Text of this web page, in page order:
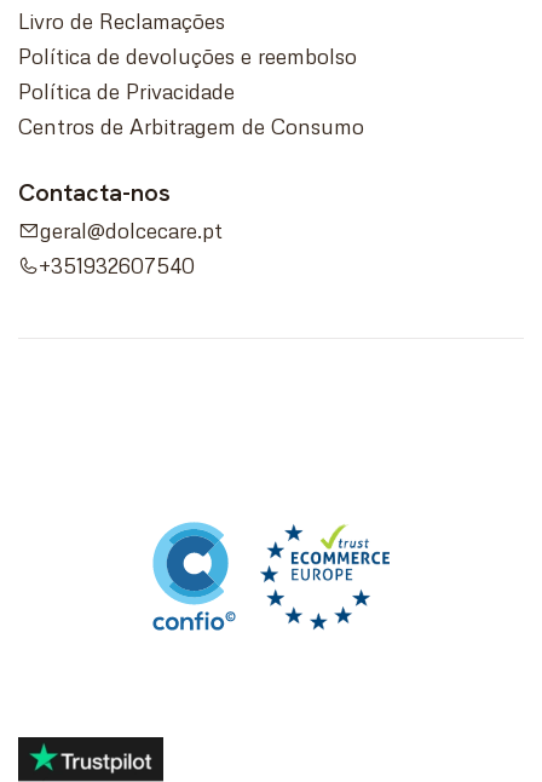
Livro de Reclamações
Política de devoluções e reembolso
Política de Privacidade
Centros de Arbitragem de Consumo
Contacta-nos
geral@dolcecare.pt
+351932607540